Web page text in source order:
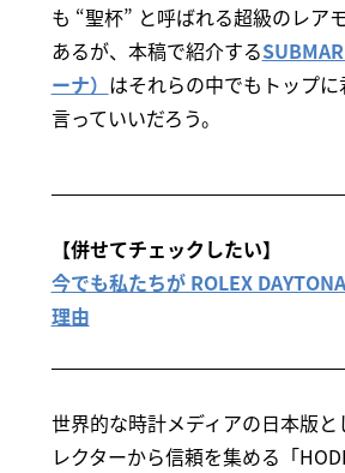
も “聖杯” と呼ばれる超級のレア
あるが、本稿で紹介する
ーナ） はそれらの中でもトップ
言っていいだろう。
【併せてチェックしたい】
今でも私たちが ROLEX
理由
世界的な時計メディアの日本版と
レクターから信頼を集める「